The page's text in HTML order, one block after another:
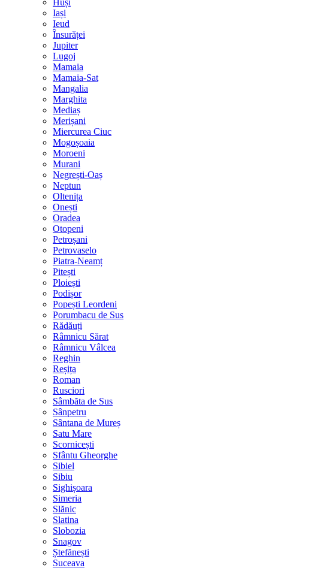
Huși
Iași
Ieud
Însurăței
Jupiter
Lugoj
Mamaia
Mamaia-Sat
Mangalia
Marghita
Mediaș
Merișani
Miercurea Ciuc
Mogoșoaia
Moroeni
Murani
Negrești-Oaș
Neptun
Oltenița
Onești
Oradea
Otopeni
Petroșani
Petrovaselo
Piatra-Neamț
Pitești
Ploiești
Podișor
Popești Leordeni
Porumbacu de Sus
Rădăuți
Râmnicu Sărat
Râmnicu Vâlcea
Reghin
Reșița
Roman
Rusciori
Sâmbăta de Sus
Sânpetru
Sântana de Mureș
Satu Mare
Scornicești
Sfântu Gheorghe
Sibiel
Sibiu
Sighișoara
Simeria
Slănic
Slatina
Slobozia
Snagov
Ștefănești
Suceava